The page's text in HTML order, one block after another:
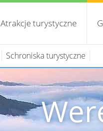
Atrakcje turystyczne
Schroniska turystyczne